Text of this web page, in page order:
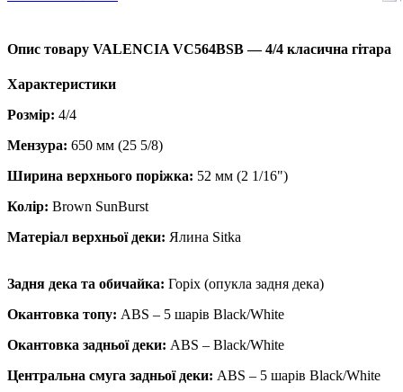
Опис товару VALENCIA VC564BSB — 4/4 класична гітара
Характеристики
Розмір: 4/4
Мензура: 650 мм (25 5/8)
Ширина верхнього поріжка: 52 мм (2 1/16")
Колір: Brown SunBurst
Матеріал верхньої деки: Ялина Sitka
Задня дека та обичайка: Горіх (опукла задня дека)
Окантовка топу: ABS – 5 шарів Black/White
Окантовка задньої деки: ABS – Black/White
Центральна смуга задньої деки: ABS – 5 шарів Black/White